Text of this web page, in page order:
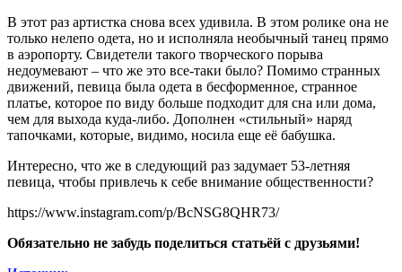
В этот раз артистка снова всех удивила. В этом ролике она не
только нелепо одета, но и исполняла необычный танец прямо
в аэропорту. Свидетели такого творческого порыва
недоумевают – что же это все-таки было? Помимо странных
движений, певица была одета в бесформенное, странное
платье, которое по виду больше подходит для сна или дома,
чем для выхода куда-либо. Дополнен «стильный» наряд
тапочками, которые, видимо, носила еще её бабушка.
Интересно, что же в следующий раз задумает 53-летняя
певица, чтобы привлечь к себе внимание общественности?
https://www.instagram.com/p/BcNSG8QHR73/
Обязательно не забудь поделиться статьёй с друзьями!